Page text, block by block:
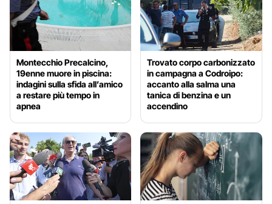
Montecchio Precalcino,
19enne muore in piscina:
indagini sulla sfida all’amico
a restare più tempo in
apnea
Trovato corpo carbonizzato
in campagna a Codroipo:
accanto alla salma una
tanica di benzina e un
accendino